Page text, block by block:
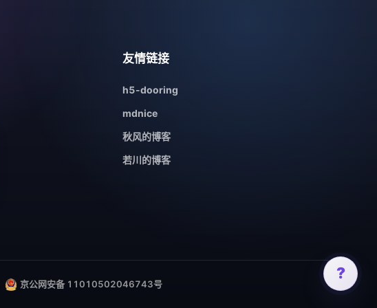
?
友情链接
h5-dooring
mdnice
秋风的博客
若川的博客
京公网安备 11010502046743号